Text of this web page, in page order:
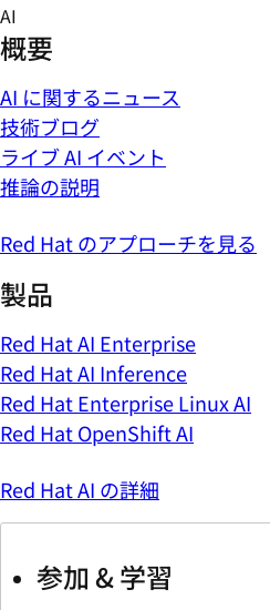
Skip
to
content
AI
概要
AI に関するニュース
技術ブログ
ライブ AI イベント
推論の説明
Red Hat のアプローチを見る
製品
Red Hat AI Enterprise
Red Hat AI Inference
Red Hat Enterprise Linux AI
Red Hat OpenShift AI
Red Hat AI の詳細
参加 & 学習